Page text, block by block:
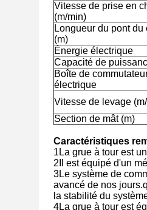
Vitesse de prise en
(m/min)
Longueur du pont du
(m)
Énergie électrique
Capacité de
Boîte de
électrique
Vitesse de levage
Section de mât (m)
Caractéristiques
1La grue à tour est
2Il est équipé d'un
3Le système de
avancé de nos
la stabilité du
4La grue à tour est